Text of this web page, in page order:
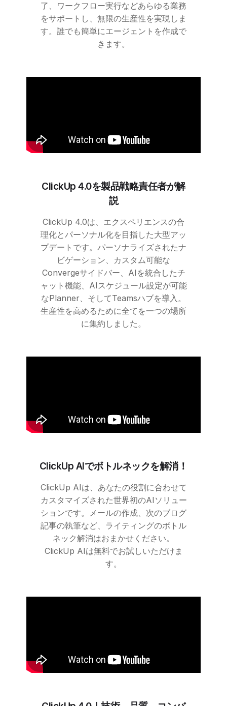
了、ワークフロー実行などあらゆる業務
をサポートし、無限の生産性を実現しま
す。誰でも簡単にエージェントを作成で
きます。
ClickUp 4.0を製品戦略責任者が解
説
ClickUp 4.0は、エクスペリエンスの合
理化とパーソナル化を目指した大型アッ
プデートです。パーソナライズされたナ
ビゲーション、カスタム可能な
Convergeサイドバー、AIを統合したチ
ャット機能、AIスケジュール設定が可能
なPlanner、そしてTeamsハブを導入。
生産性を高めるために全てを一つの場所
に集約しました。
ClickUp AIでボトルネックを解消！
ClickUp AIは、あなたの役割に合わせて
カスタマイズされた世界初のAIソリュー
ションです。メールの作成、次のブログ
記事の執筆など、ライティングのボトル
ネック解消はおまかせください。
ClickUp AIは無料でお試しいただけま
す。